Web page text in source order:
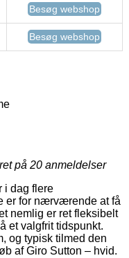
Besøg webshop
Besøg webshop
på 20 anmeldelser
i dag flere
er for nærværende at få
nemlig er ret fleksibelt
et valgfrit tidspunkt.
og typisk tilmed den
af Giro Sutton – hvid.